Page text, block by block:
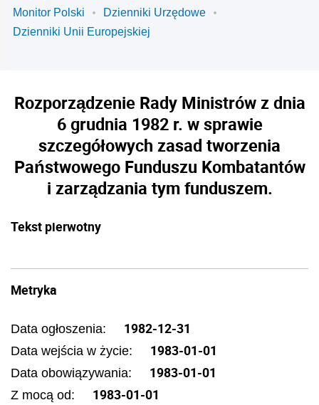
Monitor Polski
Dzienniki Urzędowe
Dzienniki Unii Europejskiej
Rozporządzenie Rady Ministrów z dnia
6 grudnia 1982 r. w sprawie
szczegółowych zasad tworzenia
Państwowego Funduszu Kombatantów
i zarządzania tym funduszem.
Tekst pierwotny
Metryka
Data ogłoszenia: 1982-12-31
Data wejścia w życie: 1983-01-01
Data obowiązywania: 1983-01-01
Z mocą od: 1983-01-01